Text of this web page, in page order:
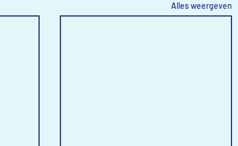
Alles weergeven